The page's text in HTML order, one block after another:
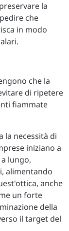
la
che
in modo
che la
di ripetere
fiammate
la necessità di
iniziano a
lungo,
alimentando
anche
un forte
della
il target del